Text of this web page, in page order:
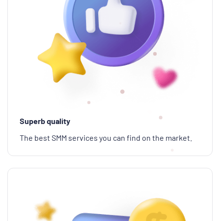
Superb quality
The best SMM services you can find on the market.